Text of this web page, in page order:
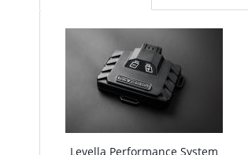
Levella Performance System